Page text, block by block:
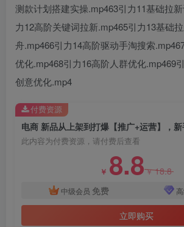
测款计划搭建实操.mp463引力11基础拉
力12高阶关键词拉新.mp465引力13基础
舟.mp466引力14高阶驱动手淘搜索
优化.mp468引力16高阶人群优化.mp469
创意优化.mp4
此内容为付费资源，请付费后查看
￥ 8.8￥18.8
中级会员 免费
立即购买
付费资源